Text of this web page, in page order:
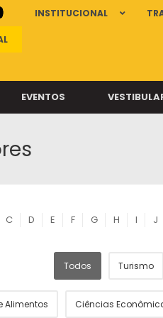
INSTITUCIONAL
EVENTOS
C D E F G H I J
Todos Turismo
Alimentos Ciências